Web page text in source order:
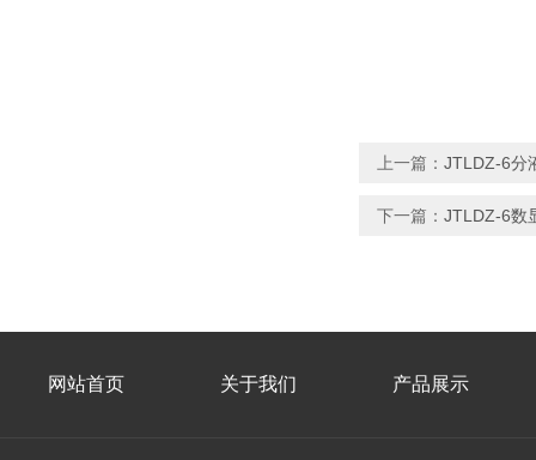
上一篇： JTLDZ-6分
下一篇： JTLDZ-6数
网站首页 关于我们 产品展示